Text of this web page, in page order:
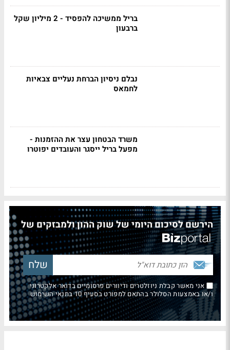
בריל ממשיכה להפסיד - 2 מיליון שקל
ברבעון
נבלם ניסיון הברחת נעליים צבאיות
לחמאס
משרד הבטחון עצר את ההזמנות -
מפעל בריל ייסגר והעובדים יפוטרו
הירשם לסיכום היומי של שוק ההון ולמבזקים של
אני מאשר קבלת ניוזלטרים ודיוורים פרסומיים בדואר אלקטרוני
ו/או באמצעות הסלולר בהתאם למפורט בסעיף 10 בתנאי השימוש